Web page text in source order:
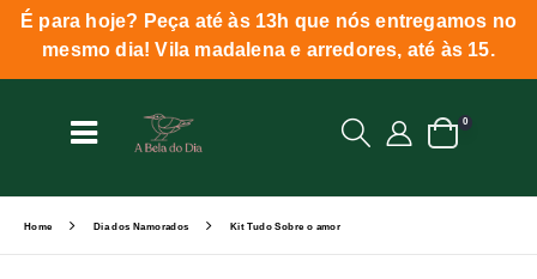
É para hoje? Peça até às 13h que nós entregamos no
mesmo dia! Vila madalena e arredores, até às 15.
0
Home Dia dos Namorados Kit Tudo Sobre o amor